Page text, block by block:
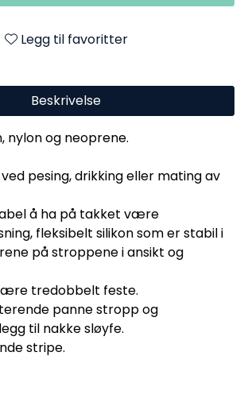
Legg til favoritter
Beskrivelse
nylon og neoprene.
pesing, drikking eller mating av
å ha på takket være
fleksibelt silikon som er stabil i
på stroppene i ansikt og
tredobbelt feste.
panne stropp og
til nakke sløyfe.
stripe.